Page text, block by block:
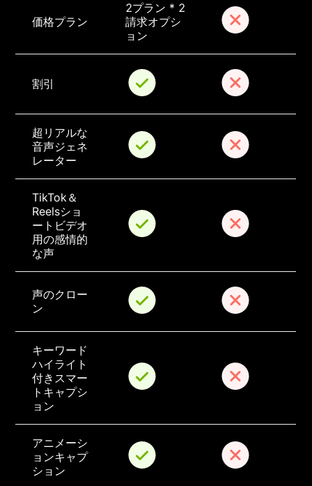
価格プラン
2プラン * 2
請求オプシ
ョン
割引
超リアルな
音声ジェネ
レーター
TikTok＆
Reelsショ
ートビデオ
用の感情的
な声
声のクロー
ン
キーワード
ハイライト
付きスマー
トキャプシ
ョン
アニメーシ
ョンキャプ
ション